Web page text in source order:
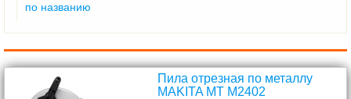
по названию
Пила отрезная по металлу
MAKITA MT M2402